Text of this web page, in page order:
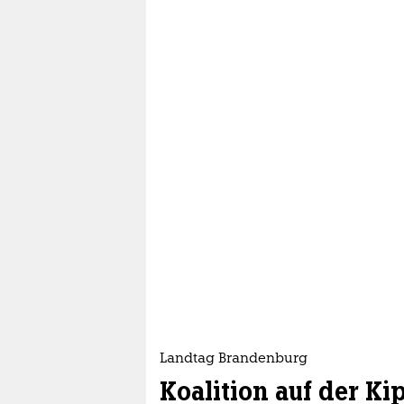
Landtag Brandenburg
Koalition auf der